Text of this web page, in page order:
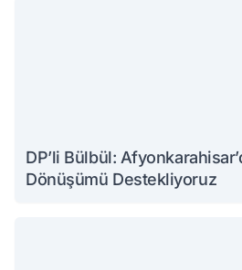
DP’li Bülbül:
Dönüşümü Destekliyoruz